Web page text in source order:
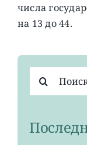
числа
на 13 до 44.
поиска: